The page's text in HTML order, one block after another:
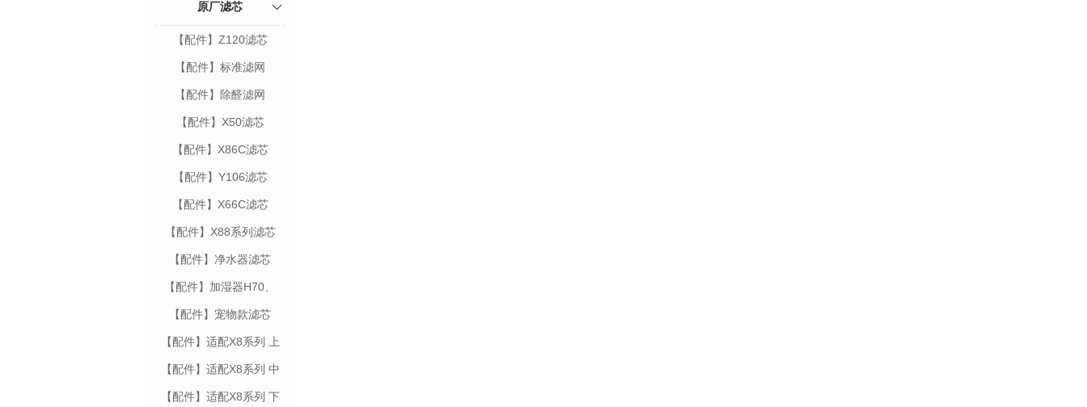
原厂滤芯
【配件】Z120滤芯
【配件】标准滤网
【配件】除醛滤网
【配件】X50滤芯
【配件】X86C滤芯
【配件】Y106滤芯
【配件】X66C滤芯
【配件】X88系列滤芯
【配件】净水器滤芯
【配件】加湿器H70、
H80配件
【配件】宠物款滤芯
【配件】适配X8系列 上
层滤芯
【配件】适配X8系列 中
层滤芯
【配件】适配X8系列 下